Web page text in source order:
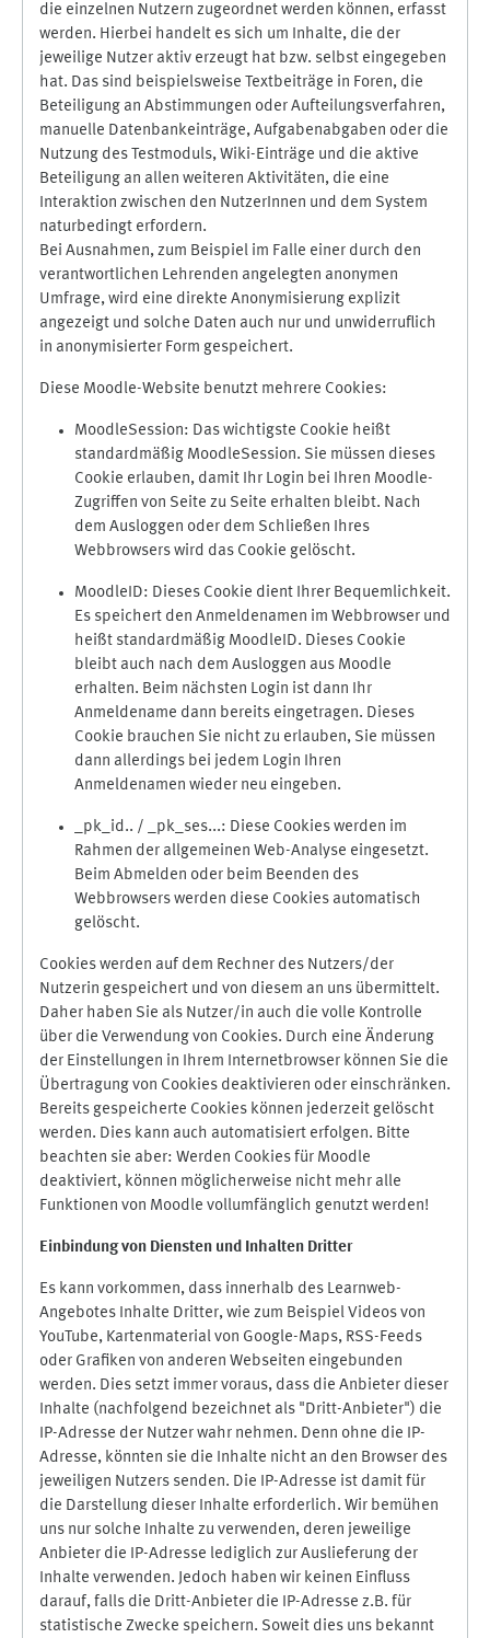
die einzelnen Nutzern zugeordnet werden können, erfasst
werden. Hierbei handelt es sich um Inhalte, die der
jeweilige Nutzer aktiv erzeugt hat bzw. selbst eingegeben
hat. Das sind beispielsweise Textbeiträge in Foren, die
Beteiligung an Abstimmungen oder Aufteilungsverfahren,
manuelle Datenbankeinträge, Aufgabenabgaben oder die
Nutzung des Testmoduls, Wiki-Einträge und die aktive
Beteiligung an allen weiteren Aktivitäten, die eine
Interaktion zwischen den NutzerInnen und dem System
naturbedingt erfordern.
Bei Ausnahmen, zum Beispiel im Falle einer durch den
verantwortlichen Lehrenden angelegten anonymen
Umfrage, wird eine direkte Anonymisierung explizit
angezeigt und solche Daten auch nur und unwiderruflich
in anonymisierter Form gespeichert.
Diese Moodle-Website benutzt mehrere Cookies:
MoodleSession: Das wichtigste Cookie heißt
standardmäßig MoodleSession. Sie müssen dieses
Cookie erlauben, damit Ihr Login bei Ihren Moodle-
Zugriffen von Seite zu Seite erhalten bleibt. Nach
dem Ausloggen oder dem Schließen Ihres
Webbrowsers wird das Cookie gelöscht.
MoodleID: Dieses Cookie dient Ihrer Bequemlichkeit.
Es speichert den Anmeldenamen im Webbrowser und
heißt standardmäßig MoodleID. Dieses Cookie
bleibt auch nach dem Ausloggen aus Moodle
erhalten. Beim nächsten Login ist dann Ihr
Anmeldename dann bereits eingetragen. Dieses
Cookie brauchen Sie nicht zu erlauben, Sie müssen
dann allerdings bei jedem Login Ihren
Anmeldenamen wieder neu eingeben.
_pk_id.. / _pk_ses...: Diese Cookies werden im
Rahmen der allgemeinen Web-Analyse eingesetzt.
Beim Abmelden oder beim Beenden des
Webbrowsers werden diese Cookies automatisch
gelöscht.
Cookies werden auf dem Rechner des Nutzers/der
Nutzerin gespeichert und von diesem an uns übermittelt.
Daher haben Sie als Nutzer/in auch die volle Kontrolle
über die Verwendung von Cookies. Durch eine Änderung
der Einstellungen in Ihrem Internetbrowser können Sie die
Übertragung von Cookies deaktivieren oder einschränken.
Bereits gespeicherte Cookies können jederzeit gelöscht
werden. Dies kann auch automatisiert erfolgen. Bitte
beachten sie aber: Werden Cookies für Moodle
deaktiviert, können möglicherweise nicht mehr alle
Funktionen von Moodle vollumfänglich genutzt werden!
Einbindung von Diensten und Inhalten Dritter
Es kann vorkommen, dass innerhalb des Learnweb-
Angebotes Inhalte Dritter, wie zum Beispiel Videos von
YouTube, Kartenmaterial von Google-Maps, RSS-Feeds
oder Grafiken von anderen Webseiten eingebunden
werden. Dies setzt immer voraus, dass die Anbieter dieser
Inhalte (nachfolgend bezeichnet als "Dritt-Anbieter") die
IP-Adresse der Nutzer wahr nehmen. Denn ohne die IP-
Adresse, könnten sie die Inhalte nicht an den Browser des
jeweiligen Nutzers senden. Die IP-Adresse ist damit für
die Darstellung dieser Inhalte erforderlich. Wir bemühen
uns nur solche Inhalte zu verwenden, deren jeweilige
Anbieter die IP-Adresse lediglich zur Auslieferung der
Inhalte verwenden. Jedoch haben wir keinen Einfluss
darauf, falls die Dritt-Anbieter die IP-Adresse z.B. für
statistische Zwecke speichern. Soweit dies uns bekannt